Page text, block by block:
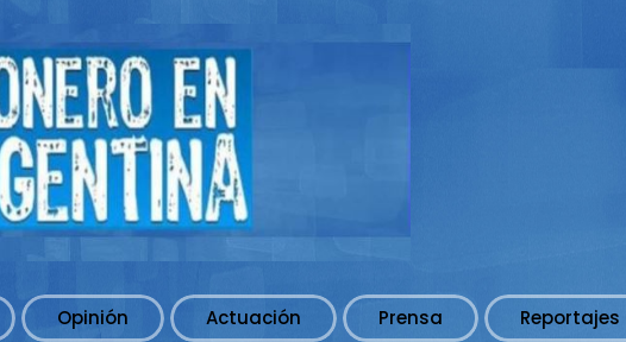
Opinión Actuación Prensa Reportajes